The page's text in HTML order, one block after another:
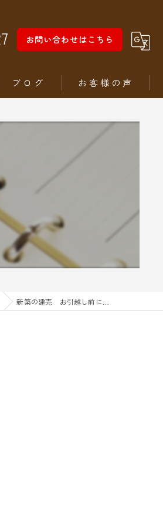
お問い合わせはこちら
ブログ お客様の声
新築の建売 お引越し前に…